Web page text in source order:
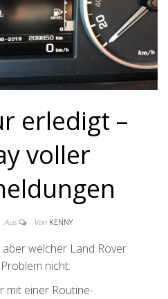
erledigt –
voller
Aus Von KENNY
aber welcher Land Rover
nicht:
mit einer Routine-